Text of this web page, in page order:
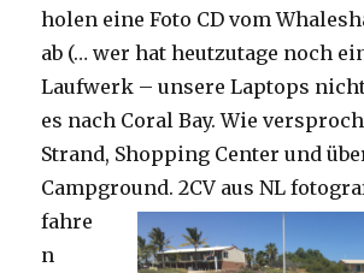
holen eine Foto CD vom
ab (… wer hat heutzutage noch
Laufwerk – unsere Laptops
es nach Coral Bay. Wie
Strand, Shopping Center und
Campground.2CV aus NL
fahre
n